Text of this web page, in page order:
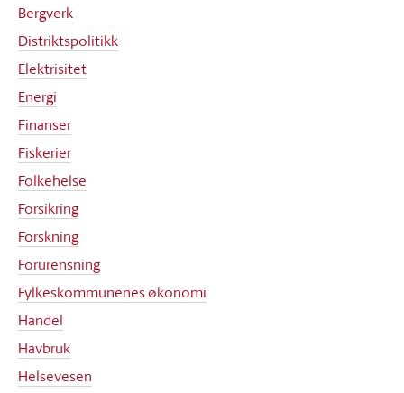
Bergverk
Distriktspolitikk
Elektrisitet
Energi
Finanser
Fiskerier
Folkehelse
Forsikring
Forskning
Forurensning
Fylkeskommunenes økonomi
Handel
Havbruk
Helsevesen